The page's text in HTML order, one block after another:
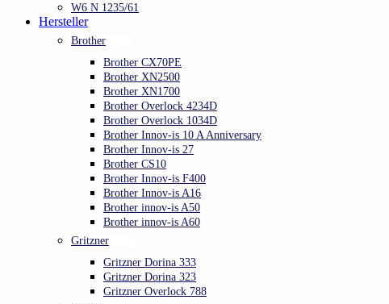
W6 N 1235/61
Hersteller
Brother
Brother CX70PE
Brother XN2500
Brother XN1700
Brother Overlock 4234D
Brother Overlock 1034D
Brother Innov-is 10 A Anniversary
Brother Innov-is 27
Brother CS10
Brother Innov-is F400
Brother Innov-is A16
Brother innov-is A50
Brother innov-is A60
Gritzner
Gritzner Dorina 333
Gritzner Dorina 323
Gritzner Overlock 788